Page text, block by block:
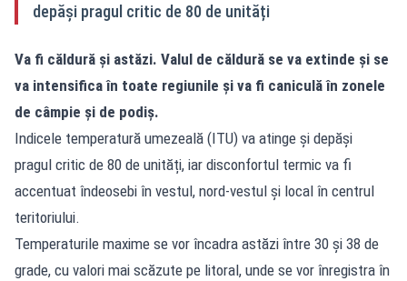
depăși pragul critic de 80 de unități
Va fi căldură și astăzi. Valul de căldură se va extinde și se
va intensifica în toate regiunile și va fi caniculă în zonele
de câmpie și de podiș.
Indicele temperatură umezeală (ITU) va atinge și depăși
pragul critic de 80 de unități, iar disconfortul termic va fi
accentuat îndeosebi în vestul, nord-vestul și local în centrul
teritoriului.
Temperaturile maxime se vor încadra astăzi între 30 și 38 de
grade, cu valori mai scăzute pe litoral, unde se vor înregistra în